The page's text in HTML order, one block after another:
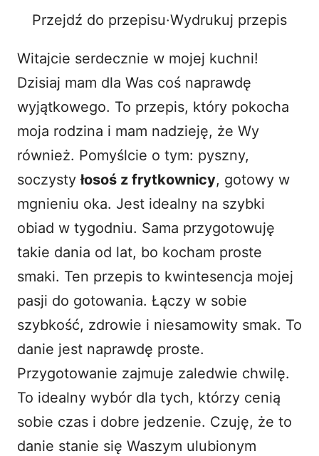
y
V
i
d
e
o
Przejdź do przepisu·Wydrukuj przepis
Witajcie serdecznie w mojej kuchni!
Dzisiaj mam dla Was coś naprawdę
wyjątkowego. To przepis, który pokocha
moja rodzina i mam nadzieję, że Wy
również. Pomyślcie o tym: pyszny,
soczystyłosoś z frytkownicy, gotowy w
mgnieniu oka. Jest idealny na szybki
obiad w tygodniu. Sama przygotowuję
takie dania od lat, bo kocham proste
smaki. Ten przepis to kwintesencja mojej
pasji do gotowania. Łączy w sobie
szybkość, zdrowie i niesamowity smak. To
danie jest naprawdę proste.
Przygotowanie zajmuje zaledwie chwilę.
To idealny wybór dla tych, którzy cenią
sobie czas i dobre jedzenie. Czuję, że to
danie stanie się Waszym ulubionym